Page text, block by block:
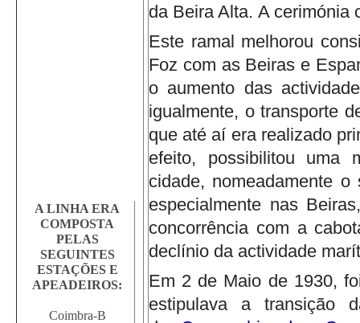
A LINHA ERA
COMPOSTA
PELAS
SEGUINTES
ESTAÇÕES E
APEADEIROS:
Coimbra-B
da Beira Alta. A cerimónia
Este ramal melhorou
Foz com as Beiras e
o aumento das
igualmente, o transporte
que até aí era realizado
efeito, possibilitou uma
cidade, nomeadamente
especialmente nas
concorrência com a
declínio da actividade
Em 2 de Maio de 1930,
estipulava a transição